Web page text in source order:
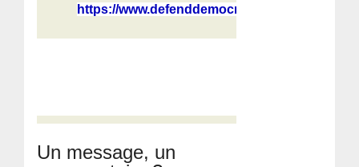
https://www.defenddemocracy.press/w...
Un message, un